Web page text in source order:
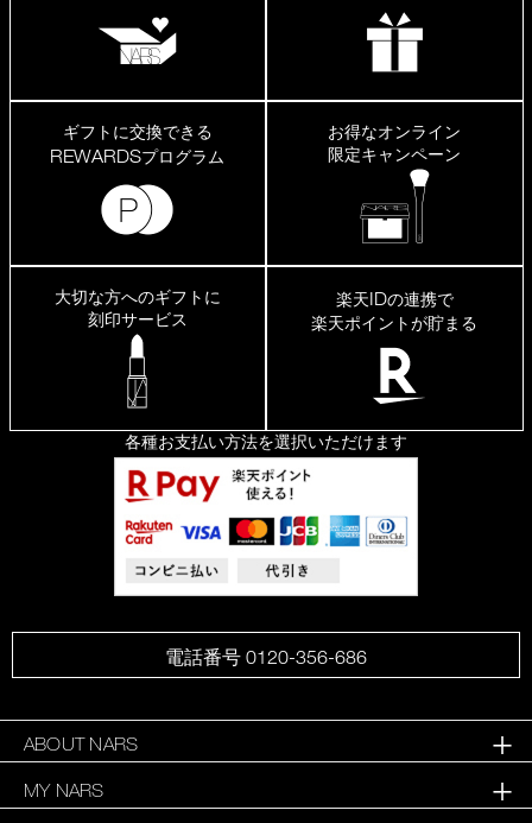
ギフトに交換できる
REWARDSプログラム
お得なオンライン
限定キャンペーン
大切な方へのギフトに
刻印サービス
楽天IDの連携で
楽天ポイントが貯まる
各種お支払い方法を選択いただけます
電話番号 0120-356-686
ABOUT NARS
MY NARS